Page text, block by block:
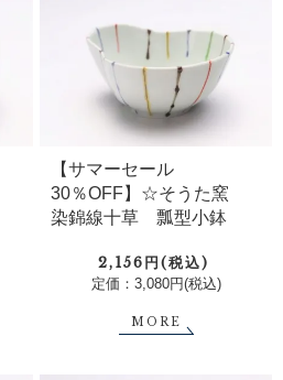
【サマーセール
30％OFF】☆そうた窯
染錦線十草 瓢型小鉢
2,156円(税込)
定価：3,080円(税込)
MORE